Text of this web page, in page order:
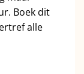
Boek dit
alle